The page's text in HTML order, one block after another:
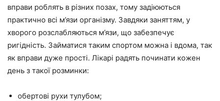
вправи роблять в різних позах, тому задіюються
практично всі м’язи організму. Завдяки заняттям, у
хворого розслабляються м’язи, що забезпечує
ригідність. Займатися таким спортом можна і вдома, так
як вправи дуже прості. Лікарі радять починати кожен
день з такої розминки:
обертові рухи тулубом;